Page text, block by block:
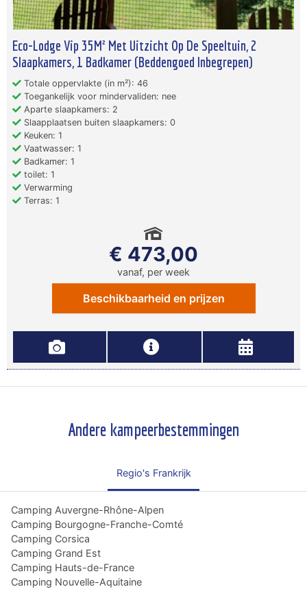
Eco-Lodge Vip 35M² Met Uitzicht Op De Speeltuin, 2
Slaapkamers, 1 Badkamer (Beddengoed Inbegrepen)
Totale oppervlakte (in m²): 46
Toegankelijk voor mindervaliden: nee
Aparte slaapkamers: 2
Slaapplaatsen buiten slaapkamers: 0
Keuken: 1
Vaatwasser: 1
Badkamer: 1
toilet: 1
Verwarming
Terras: 1
€ 473,00
vanaf, per week
Beschikbaarheid en prijzen
Andere kampeerbestemmingen
Regio's Frankrijk
Camping Auvergne-Rhône-Alpen
Camping Bourgogne-Franche-Comté
Camping Corsica
Camping Grand Est
Camping Hauts-de-France
Camping Nouvelle-Aquitaine